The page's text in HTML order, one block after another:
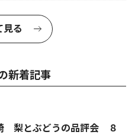
見る
新着記事
梨とぶどうの品評会 ８